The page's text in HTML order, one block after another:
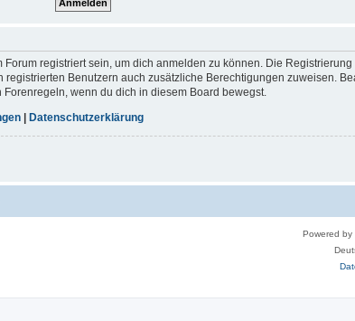
Forum registriert sein, um dich anmelden zu können. Die
registrierten Benutzern auch zusätzliche Berechtigungen zuweisen.
wenn du dich in diesem Board bewegst.
Datenschutzerklärung
Powered by